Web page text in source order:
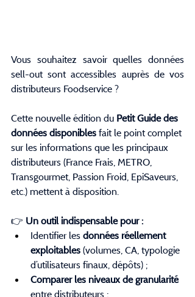
Vous souhaitez savoir quelles données
sell-out sont accessibles auprès de vos
distributeurs Foodservice ?
Cette nouvelle édition du Petit Guide des
données disponibles fait le point complet
sur les informations que les principaux
distributeurs (France Frais, METRO,
Transgourmet, Passion Froid, EpiSaveurs,
etc.) mettent à disposition.
👉 Un outil indispensable pour :
Identifier les données réellement
exploitables (volumes, CA, typologie
d’utilisateurs finaux, dépôts) ;
Comparer les niveaux de granularité
entre distributeurs ;